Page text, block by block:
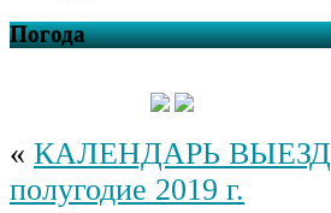
Погода
« КАЛЕНДАРЬ
полугодие 2019 г.